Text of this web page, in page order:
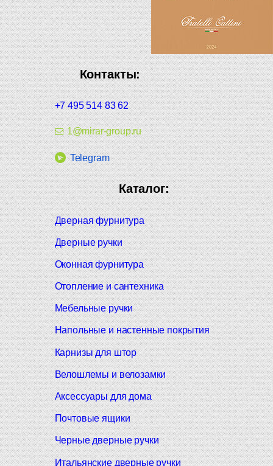
Контакты:
+7 495 514 83 62
1@mirar-group.ru
Telegram
Каталог:
Дверная фурнитура
Дверные ручки
Оконная фурнитура
Отопление и сантехника
Мебельные ручки
Напольные и настенные покрытия
Карнизы для штор
Велошлемы и велозамки
Аксессуары для дома
Почтовые ящики
Черные дверные ручки
Итальянские дверные ручки